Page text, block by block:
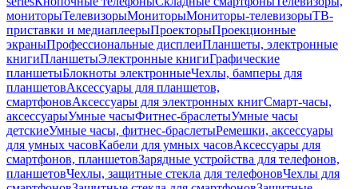
мониторыТелевизорыМониторыМониторы-телевизорыТВ-
приставки и медиаплеерыПроекторыПроекционные
экраныПрофессиональные дисплеиПланшеты, электронные
книгиПланшетыЭлектронные книгиГрафические
планшетыБлокноты электронныеЧехлы, бамперы для
планшетовАксессуары для планшетов,
смартфоновАксессуары для электронных книгСмарт-часы,
аксессуарыУмные часыФитнес-браслетыУмные часы
детскиеУмные часы, фитнес-браслетыРемешки, аксессуары
для умных часовКабели для умных часовАксессуары для
смартфонов, планшетовЗарядные устройства для телефонов,
планшетовЧехлы, защитные стекла для телефоновЧехлы для